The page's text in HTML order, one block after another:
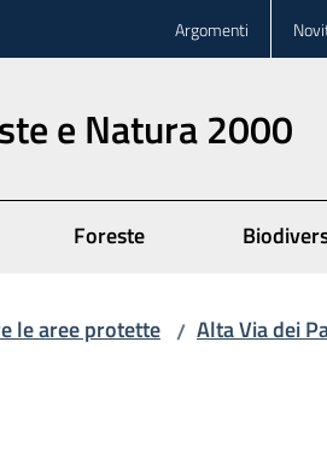
Argomenti
e Natura 2000
Foreste
le aree protette / Alta Via dei